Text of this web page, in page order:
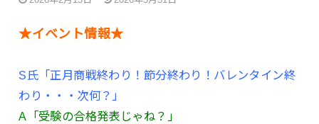
★イベント情報★
S氏「正月商戦終わり！節分終わり！バレンタイン終
わり・・・次何？」
A「受験の合格発表じゃね？」